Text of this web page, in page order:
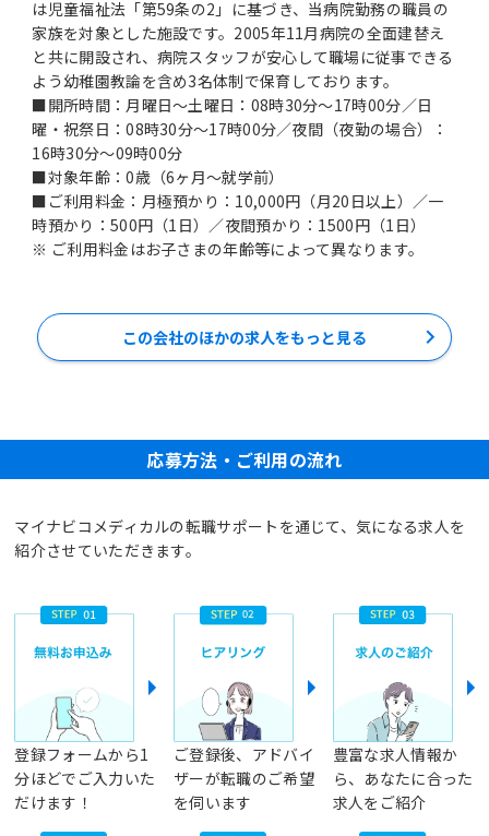
は児童福祉法「第59条の2」に基づき、当病院勤務の職員の
家族を対象とした施設です。2005年11月病院の全面建替え
と共に開設され、病院スタッフが安心して職場に従事できる
よう幼稚園教論を含め3名体制で保育しております。
■開所時間：月曜日～土曜日：08時30分～17時00分／日
曜・祝祭日：08時30分～17時00分／夜間（夜勤の場合）：
16時30分～09時00分
■対象年齢：0歳（6ヶ月～就学前）
■ご利用料金：月極預かり：10,000円（月20日以上）／一
時預かり：500円（1日）／夜間預かり：1500円（1日）
※ ご利用料金はお子さまの年齢等によって異なります。
この会社のほかの求人をもっと見る
応募方法・ご利用の流れ
マイナビコメディカルの転職サポートを通じて、気になる求人を
紹介させていただきます。
登録フォームから1
分ほどでご入力いた
だけます！
ご登録後、アドバイ
ザーが転職のご希望
を伺います
豊富な求人情報か
ら、あなたに合った
求人をご紹介